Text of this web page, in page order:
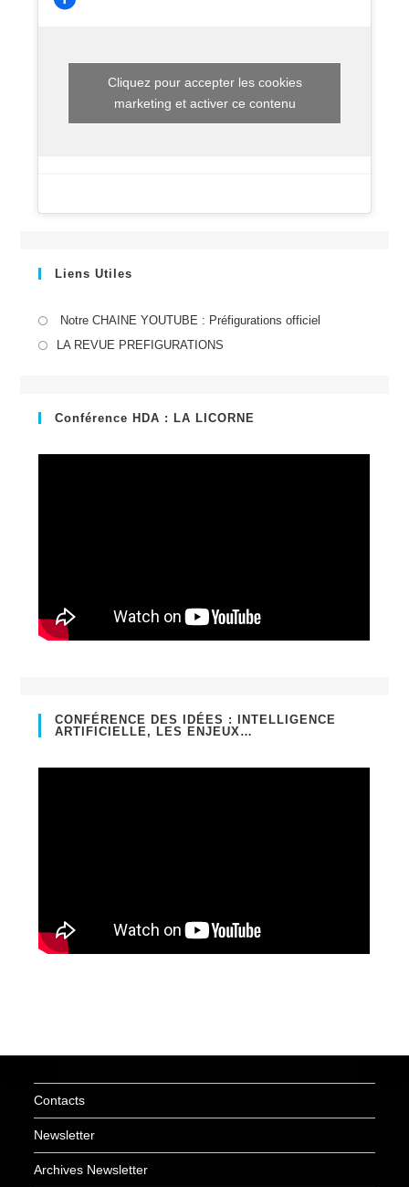
Cliquez pour accepter les cookies
marketing et activer ce contenu
Liens Utiles
Notre CHAINE YOUTUBE : Préfigurations officiel
LA REVUE PREFIGURATIONS
nouvel
Conférence HDA : LA LICORNE
CONFÉRENCE DES IDÉES : INTELLIGENCE
ARTIFICIELLE, LES ENJEUX…
Contacts
Newsletter
Archives Newsletter